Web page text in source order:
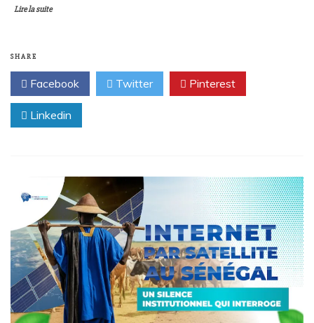
Lire la suite
SHARE
Facebook Twitter Pinterest
Linkedin